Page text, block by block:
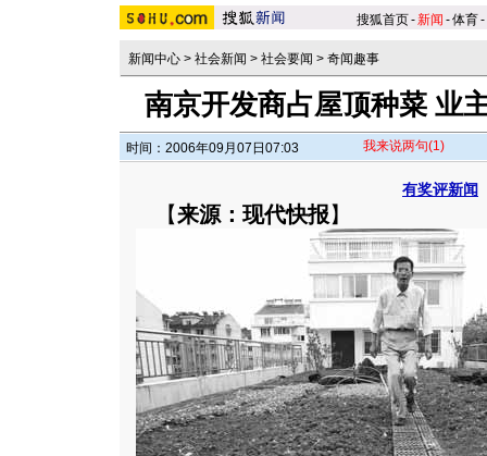
搜狐首页-新闻 -体育-
新闻中心 > 社会新闻 > 社会要闻 > 奇闻趣事
南京开发商占屋顶种菜 业
时间：2006年09月07日07:03 我来说两句(1)
有奖评新闻
【来源：现代快报】